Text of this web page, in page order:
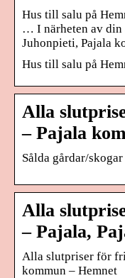
Hus till salu på
… I närheten av din
Juhonpieti, Pajala
Hus till salu på
Alla
– Pajala
Sålda gårdar/
Alla
– Pajala,
Alla slutpriser för
kommun – Hemnet